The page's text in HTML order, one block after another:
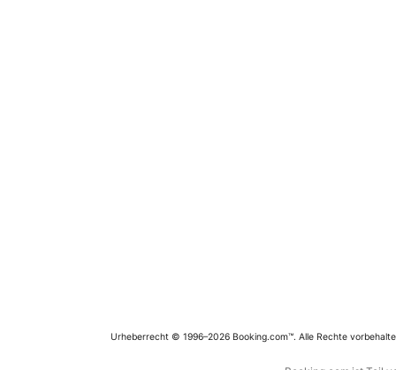
Urheberrecht © 1996–2026 Booking.com™. Alle Rechte